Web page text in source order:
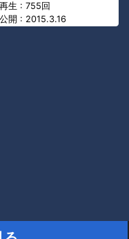
再生 : 755回
公開 : 2015.3.16